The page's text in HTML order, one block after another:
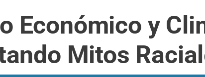
Económico y
Mitos